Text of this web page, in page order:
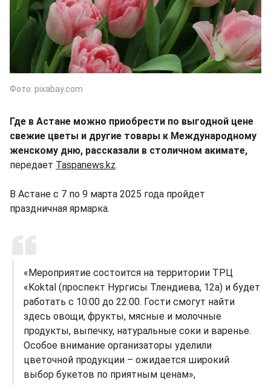
Фото: pixabay.com
Где в Астане можно приобрести по выгодной цене
свежие цветы и другие товары к Международному
женскому дню, рассказали в столичном акимате,
передает Taspanews.kz.
В Астане с 7 по 9 марта 2025 года пройдет
праздничная ярмарка.
«Мероприятие состоится на территории ТРЦ
«Koktal (проспект Нургисы Тлендиева, 12а) и будет
работать с 10:00 до 22:00. Гости смогут найти
здесь овощи, фрукты, мясные и молочные
продукты, выпечку, натуральные соки и варенье.
Особое внимание организаторы уделили
цветочной продукции – ожидается широкий
выбор букетов по приятным ценам»,